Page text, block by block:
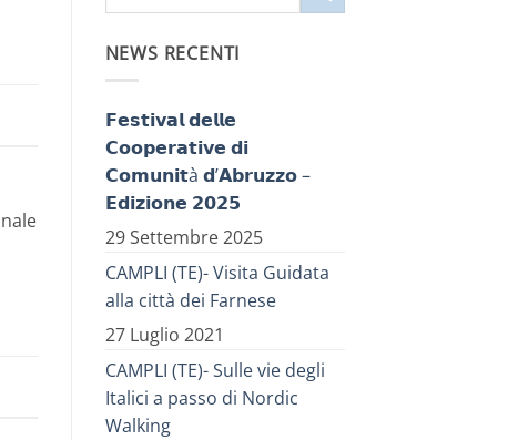
NEWS RECENTI
𝗙𝗲𝘀𝘁𝗶𝘃𝗮𝗹 𝗱𝗲𝗹𝗹𝗲
𝗖𝗼𝗼𝗽𝗲𝗿𝗮𝘁𝗶𝘃𝗲 𝗱𝗶
𝗖𝗼𝗺𝘂𝗻𝗶𝘁à 𝗱’𝗔𝗯𝗿𝘂𝘇𝘇𝗼 –
𝗘𝗱𝗶𝘇𝗶𝗼𝗻𝗲 𝟮𝟬𝟮𝟱
29 Settembre 2025
CAMPLI (TE)- Visita Guidata
alla città dei Farnese
27 Luglio 2021
CAMPLI (TE)- Sulle vie degli
Italici a passo di Nordic
Walking